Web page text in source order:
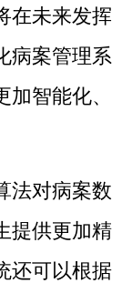
在未来发挥
病案管理系
智能化、
法对病案数
提供更加精
还可以根据